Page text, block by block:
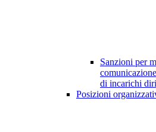
Sanzioni per
di incarichi
Posizioni